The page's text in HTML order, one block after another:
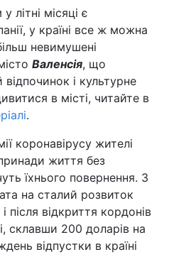
літні місяці є
у країні все ж можна
невимушені
Валенсія, що
і культурне
в місті, читайте в
.
коронавірусу жителі
життя без
їхнього повернення. З
на сталий розвиток
після відкриття кордонів
склавши 200 доларів на
відпустки в країні